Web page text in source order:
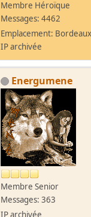
Membre Héroïque
Messages: 4462
Emplacement: Bordeaux
IP archivée
Energumene
Membre Senior
Messages: 363
IP archivée